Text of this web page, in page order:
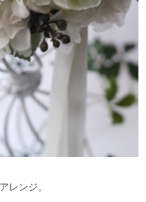
レンジ。